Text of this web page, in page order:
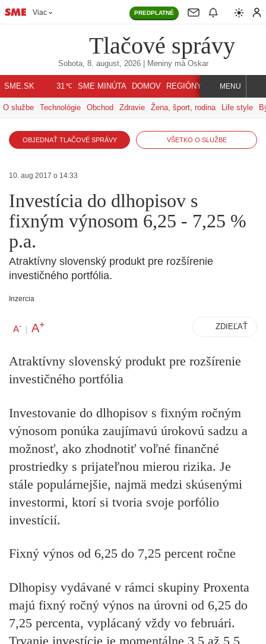
Viac PREDPLATNÉ
Tlačové správy
Sobota, 8. august, 2026| Meniny má Oskar
SME.SK 31℃ SME MINÚTA DOMOV REGIÓNY INDEX SVET
MENU
O službe Technológie Obchod Zdravie Žena, šport, rodina Life style
OBJEDNAŤ TLAČOVÉ SPRÁVY VŠETKO O SLUŽBE
10. aug 2017 o 14:33
Investícia do dlhopisov s
fixným výnosom 6,25 - 7,25 %
p.a.
Atraktívny slovenský produkt pre rozšírenie
investičného portfólia.
Inzercia
A- | A+ ZDIEĽAŤ
Atraktívny slovenský produkt pre rozšírenie
investičného portfólia
Investovanie do dlhopisov s fixným ročným
výnosom ponúka zaujímavú úrokovú sadzu a
možnosť, ako zhodnotiť voľné finančné
prostriedky s prijateľnou mierou rizika. Je
stále populárnejšie, najmä medzi skúsenými
investormi, ktorí si tvoria svoje porfólio
investícií.
Fixný výnos od 6,25 do 7,25 percent ročne
Dlhopisy vydávané v rámci skupiny Proxenta
majú fixný ročný výnos na úrovni od 6,25 do
7,25 percenta, vyplácaný vždy vo februári.
Trvanie investície je momentálne 3,5 až 5,5